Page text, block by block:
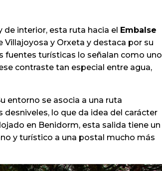
de interior, esta ruta hacia el Embalse
Villajoyosa y Orxeta y destaca por su
fuentes turísticas lo señalan como uno
contraste tan especial entre agua,
entorno se asocia a una ruta
lo que da idea del carácter
en Benidorm, esta salida tiene un
y turístico a una postal mucho más